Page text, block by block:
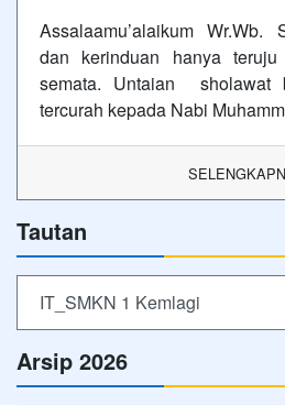
Assalaamu’alaikum Wr.Wb.
dan kerinduan hanya
semata. Untaian sholawat
tercurah kepada Nabi
Tautan
IT_SMKN 1 Kemlagi
Arsip 2026